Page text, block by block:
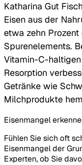
Katharina Gut
Eisen aus der
etwa zehn
Spurenelements.
Vitamin-C-
Resorption
Getränke wie
Milchprodukte
Eisenmangel
Fühlen Sie sich oft
Eisenmangel der
Experten, ob Sie